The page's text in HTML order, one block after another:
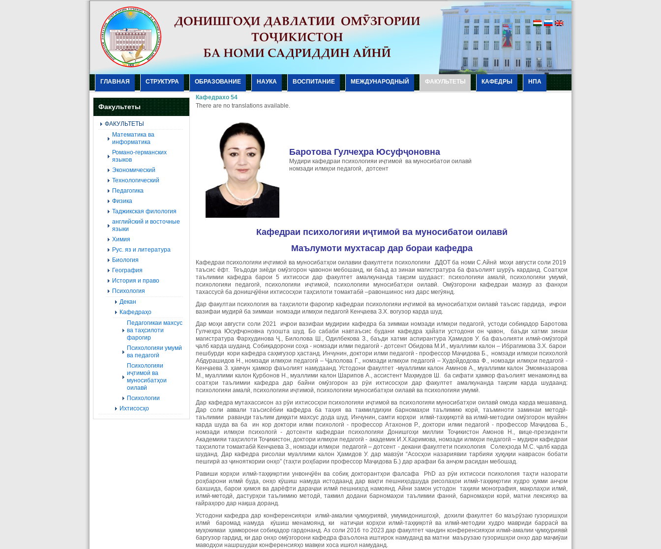
ГЛАВНАЯ СТРУКТУРА ОБРАЗОВАНИЕ НАУКА ВОСПИТАНИЕ МЕЖДУНАРОДНЫЙ ФАКУЛЬТЕТЫ КАФЕДРЫ НПА
Факультеты
ФАКУЛЬТЕТЫ
Mатематика ва
информатика
Романо-германских
языков
Экономический
Технологический
Педагогика
Физика
Таджикская филология
английский и восточные
языки
Химия
Рус. яз и литература
Биология
География
История и право
Психология
Декан
Кафедраҳо
Педагогикаи махсус
ва таҳсилоти
фарогир
Психологияи умумӣ
ва педагогӣ
Психологияи
иҷтимоӣ ва
муносибатҳои
оилавӣ
Психологии
Ихтисосҳо
Кафедрахо 54
There are no translations available.
Баротова Гулчеҳра Юсуфҷоновна
Мудири кафедраи психологияи иҷтимоӣ ва муносибатои оилавӣ
номзади илмҳои педагогӣ, дотсент
Кафедраи психологияи иҷтимоӣ ва муносибатои оилавӣ
Маълумоти мухтасар дар бораи кафедра
Кафедраи психологияи иҷтимоӣ ва муносибатҳои оилавии факултети психологияи ДДОТ ба номи С.Айнӣ моҳи августи соли 2019
таъсис ёфт. Теъдоди зиёди омӯзгорон ҷавонон мебошанд, ки баъд аз зинаи магистратура ба фаъолият шурӯъ карданд. Соатҳои
таълимии кафедра барои 5 ихтисоси дар факултет амалкунанда тақсим шудааст: психологияи амалӣ, психологияи умумӣ,
психологияи педагогӣ, психологияи иҷтимоӣ, психологияи муносибатҳои оилавӣ. Омӯзгорони кафедраи мазкур аз фанҳои
тахассусӣ ба донишҷӯёни ихтисосҳои таҳсилоти томактабӣ –равоншинос низ дарс мегӯянд.
Дар факултаи психология ва таҳсилоти фарогир кафедраи психологияи иҷтимоӣ ва муносибатҳои оилавӣ таъсис гардида, иҷрои
вазифаи мудирӣ ба зиммаи номзади илмҳои педагогӣ Кенҷаева З.Х. вогузор карда шуд.
Дар моҳи августи соли 2021 иҷрои вазифаи мудирии кафедра ба зиммаи номзади илмҳои педагогӣ, устоди собиқадор Баротова
Гулчеҳра Юсуфҷоновна гузошта шуд. Бо сабаби навтаъсис будани кафедра ҳайати устодони он ҷавон, баъди хатми зинаи
магистратура Фархудинова Ҷ., Билолова Ш., Одилбекова З., баъди хатми аспирантура Ҳамидов У. ба фаъолияти илмӣ-омӯзгорӣ
ҷалб карда шуданд. Собиқадорони соҳа - номзади илми педагогӣ - дотсент Обидова М.И., муаллими калон – Ибрагимова З.Х. барои
пешбурди кори кафедра саҳмгузор ҳастанд. Инчунин, доктори илми педагогӣ - профессор Маҷидова Б., номзади илмҳои психологӣ
Абдурашидов Н., номзади илмҳои педагогӣ – Ҷалолова Г., номзади илмҳои педагогӣ – Худойдодова Ф., номзади илмҳои педагогӣ -
Кенҷаева З. ҳамчун ҳамкор фаъолият намудаанд. Устодони факултет -муаллими калон Аминов А., муаллими калон Эмомназарова
М., муаллими калон Қурбонов Н., муаллими калон Шарипов А., ассистент Маҳмудов Ш. ба сифати ҳамкор фаъолият менамоянд ва
соатҳои таълимии кафедра дар байни омӯзгорон аз рӯи ихтисосҳои дар факултет амалкунанда тақсим карда шудаанд:
психологияи амалӣ, психологияи иҷтимоӣ, психологияи муносибатҳои оилавӣ ва психологияи умумӣ.
Дар кафедра мутахассисон аз рӯи ихтисосҳои психологияи иҷтимоӣ ва психологияи муносибатҳои оилавӣ омода карда мешаванд.
Дар соли аввали таъсисёбии кафедра ба таҳия ва такмилдиҳии барномаҳои таълимию корӣ, таъминоти заминаи методӣ-
таълимии раванди таълим диққати махсус дода шуд. Инчунин, самти корҳои илмӣ-таҳқиқотӣ ва илмӣ-методии омӯзгорон муайян
карда шуда ва ба ин кор доктори илми психологӣ - профессор Атахонов Р., доктори илми педагогӣ - профессор Маҷидова Б.,
номзади илмҳои психологӣ - дотсенти кафедраи психологияи Донишгоҳи миллии Тоҷикистон Амонов Н., вице-президенти
Академияи таҳсилоти Тоҷикистон, доктори илмҳои педагогӣ - академик И.Х.Каримова, номзади илмҳои педагогӣ – мудири кафедраи
таҳсилоти томактабӣ Кенҷаева З., номзади илмҳои педагогӣ – дотсент - декани факултети психология Солеҳзода М.С. ҷалб карда
шуданд. Дар кафедра рисолаи муаллими калон Ҳамидов У. дар мавзӯи “Асосҳои назариявии тарбияи ҳуқуқии наврасон бобати
пешгирӣ аз ҷинояткории онҳо” (таҳти роҳбарии профессор Маҷидова Б.) дар арафаи ба анҷом расидан мебошад.
Равиши корҳои илмӣ-таҳқиқотии унвонҷӯён ва собиқ докторантҳои фалсафа PhD аз рӯи ихтисоси психология таҳти назорати
роҳбарони илмӣ буда, онҳо кӯшиш намуда истодаанд дар вақти пешниҳодшуда рисолаҳои илмӣ-таҳқиқотии худро ҳукми анҷом
бахшида, барои ҳимоя ва дарёфти дараҷаи илмӣ пешниҳод намоянд. Айни замон устодон таҳияи монография, мақолаҳои илмӣ,
илмӣ-методӣ, дастурҳои таълимию методӣ, такмил додани барномаҳои таълимии фаннӣ, барномаҳои корӣ, матни лексияҳо ва
ғайраҳоро дар нақша доранд.
Устодони кафедра дар конференсияҳои илмӣ-амалии ҷумҳуриявӣ, умумидонишгоҳӣ, дохили факултет бо маърӯзаю гузоришҳои
илмӣ баромад намуда кӯшиш менамоянд, ки натиҷаи корҳои илмӣ-таҳқиқотӣ ва илмӣ-методии худро мавриди баррасӣ ва
муҳокимаи ҳамкорони собиқадор гардонанд. Аз соли 2016 то 2023 дар факултет чандин конференсияҳои илмӣ-амалии ҷумҳуриявӣ
баргузор гардид, ки дар онҳо омӯзгорони кафедра фаъолона иштирок намуданд ва матни маърузаю гузоришҳои онҳо дар маҷмӯаи
маводҳои нашршудаи конференсияҳо мавқеи хоса ишғол намуданд.